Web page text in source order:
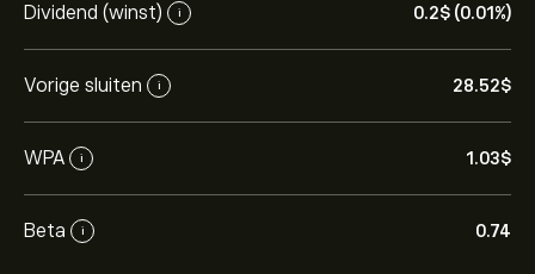
Dividend (winst) i 0.2‎$‎ (0.01%)
Vorige sluiten i 28.52‎$‎
WPA i 1.03‎$‎
Beta i 0.74